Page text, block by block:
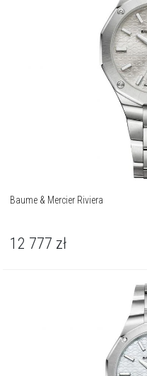
Baume & Mercier Riviera
12 777 zł